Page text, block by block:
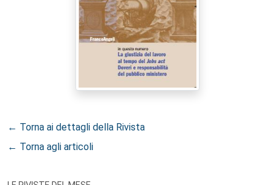
← Torna ai dettagli della Rivista
← Torna agli articoli